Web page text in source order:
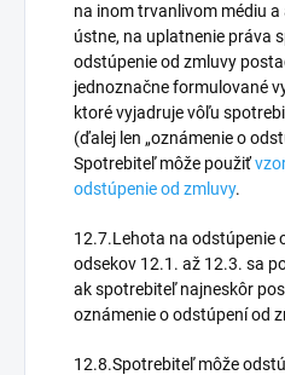
na inom trvanlivom médiu
ústne, na uplatnenie práva
odstúpenie od zmluvy
jednoznačne formulované
ktoré vyjadruje vôľu
(ďalej len „oznámenie o
Spotrebiteľ môže použiť
odstúpenie od zmluvy.
12.7.Lehota na odstúpenie
odsekov 12.1. až 12.3. sa
ak spotrebiteľ najneskôr
oznámenie o odstúpení od
12.8.Spotrebiteľ môže